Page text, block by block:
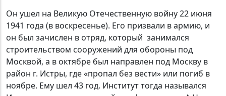
Он ушел на Великую Отечественную войну 22 июня
1941 года (в воскресенье). Его призвали в армию, и
он был зачислен в отряд, который занимался
строительством сооружений для обороны под
Москвой, а в октябре был направлен под Москву в
район г. Истры, где «пропал без вести» или погиб в
ноябре. Ему шел 43 год. Институт тогда назывался